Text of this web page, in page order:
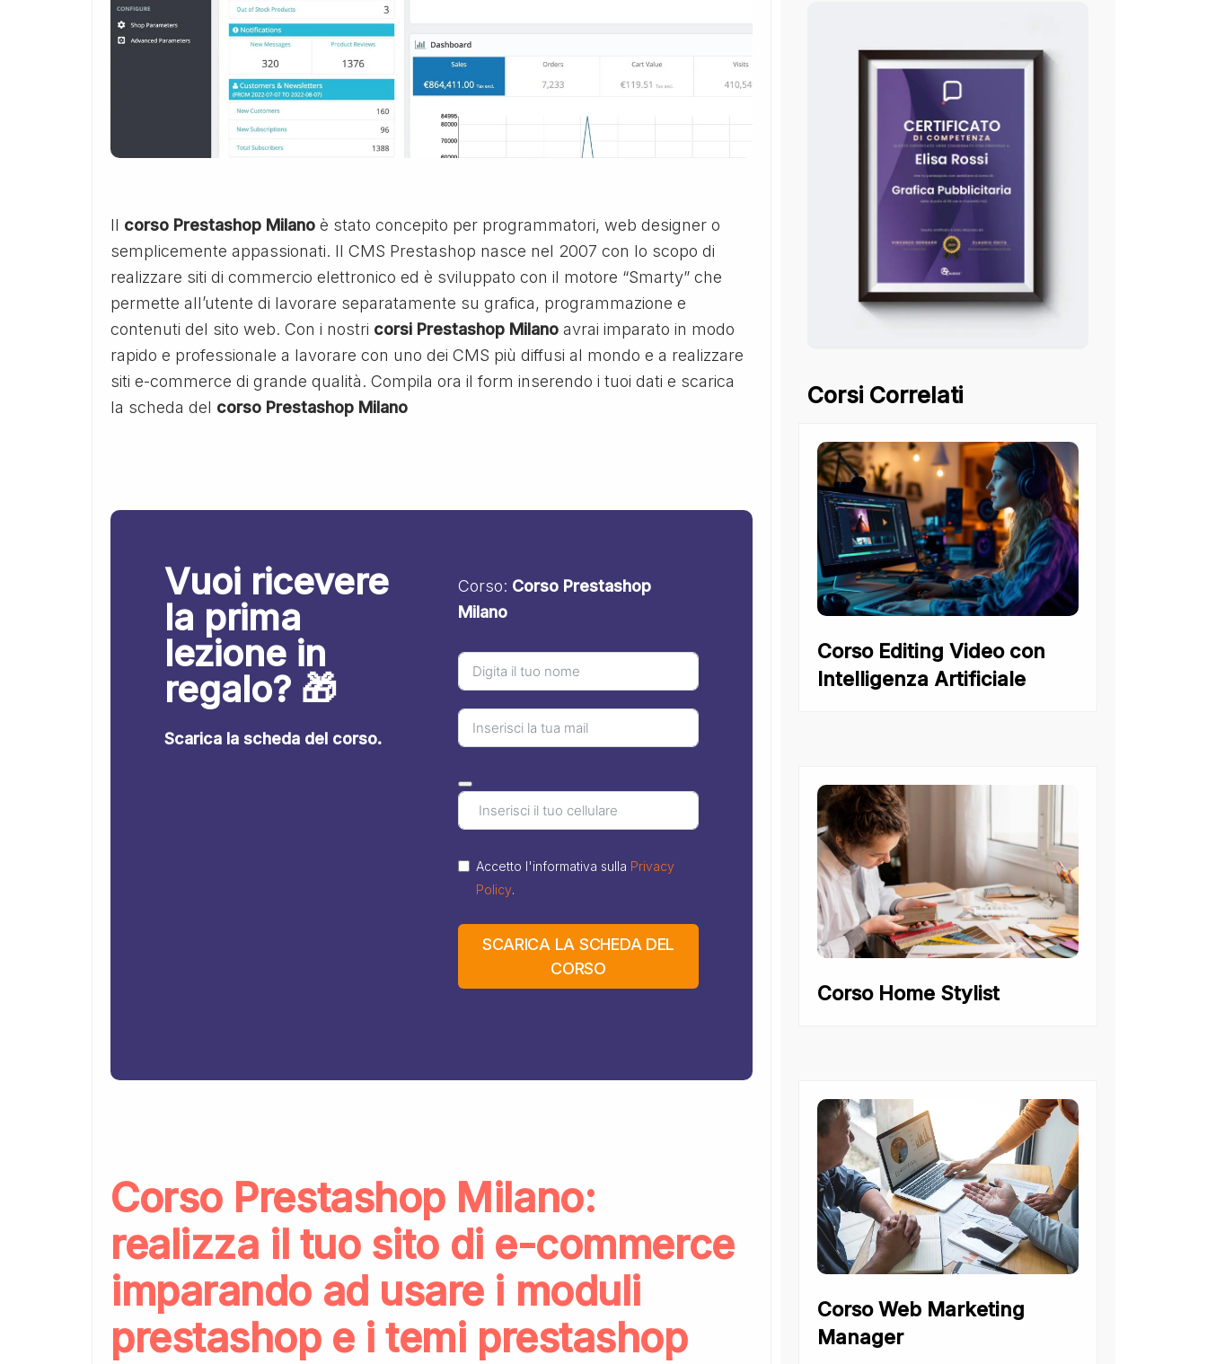
Il corso Prestashop Milano è stato concepito per programmatori, web designer o
semplicemente appassionati. Il CMS Prestashop nasce nel 2007 con lo scopo di
realizzare siti di commercio elettronico ed è sviluppato con il motore “Smarty” che
permette all’utente di lavorare separatamente su grafica, programmazione e
contenuti del sito web. Con i nostri corsi Prestashop Milano avrai imparato in modo
rapido e professionale a lavorare con uno dei CMS più diffusi al mondo e a realizzare
siti e-commerce di grande qualità. Compila ora il form inserendo i tuoi dati e scarica
la scheda del corso Prestashop Milano
Vuoi ricevere
la prima
lezione in
regalo? 🎁
Scarica la scheda del corso.
Corso: Corso Prestashop
Milano
Accetto l'informativa sulla Privacy
Policy.
SCARICA LA SCHEDA DEL
CORSO
Corso Prestashop Milano:
realizza il tuo sito di e-commerce
imparando ad usare i moduli
prestashop e i temi prestashop
Corsi Correlati
Corso Editing Video con
Intelligenza Artificiale
Corso Home Stylist
Corso Web Marketing
Manager